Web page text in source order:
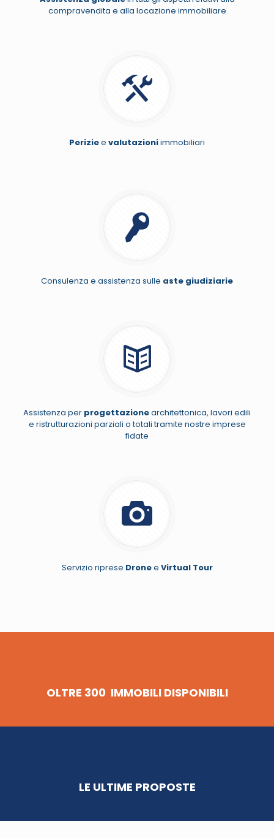
compravendita e alla locazione immobiliare
Periziee valutazioniimmobiliari
Consulenza e assistenza sulle aste giudiziarie
Assistenza per progettazionearchitettonica, lavori edili
e ristrutturazioni parziali o totali tramite nostre imprese
fidate
Servizio riprese Dronee Virtual Tour
OLTRE 300 IMMOBILI DISPONIBILI
LE ULTIME PROPOSTE